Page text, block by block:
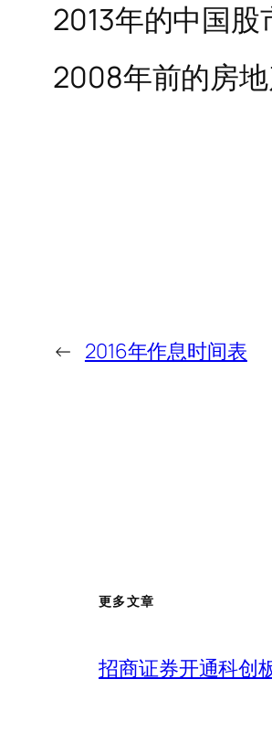
2013年的中国股
2008年前的房
← 2016年作息时间表
更多文章
招商证券开通科创